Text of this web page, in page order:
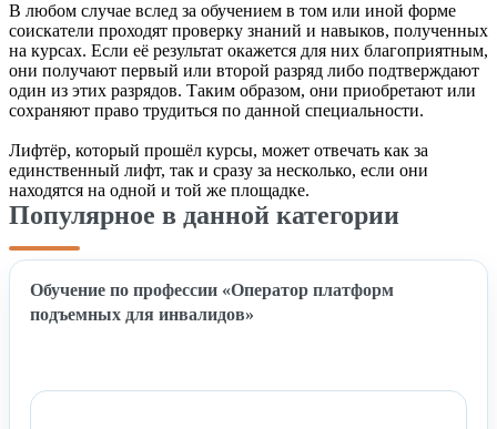
В любом случае вслед за обучением в том или иной форме
соискатели проходят проверку знаний и навыков, полученных
на курсах. Если её результат окажется для них благоприятным,
они получают первый или второй разряд либо подтверждают
один из этих разрядов. Таким образом, они приобретают или
сохраняют право трудиться по данной специальности.
Лифтёр, который прошёл курсы, может отвечать как за
единственный лифт, так и сразу за несколько, если они
находятся на одной и той же площадке.
Популярное в данной категории
Обучение по профессии «Оператор платформ
подъемных для инвалидов»